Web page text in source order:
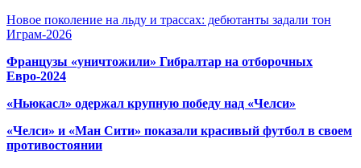
Новое поколение на льду и трассах: дебютанты задали тон
Играм-2026
Французы «уничтожили» Гибралтар на отборочных
Евро-2024
«Ньюкасл» одержал крупную победу над «Челси»
«Челси» и «Ман Сити» показали красивый футбол в своем
противостоянии